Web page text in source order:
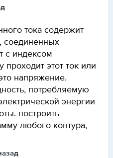
тока содержит
соединенных
с индексом
проходит этот ток или
напряжение.
потребляемую
энергии
построить
любого контура,